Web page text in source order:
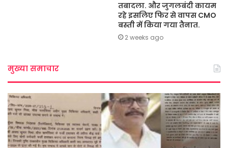
तबादला. और जुगलबंदी कायम
रहे इसलिए फिर से वापस CMO
बस्ती में किया गया तैनात.
2 weeks ago
मुख्या समाचार